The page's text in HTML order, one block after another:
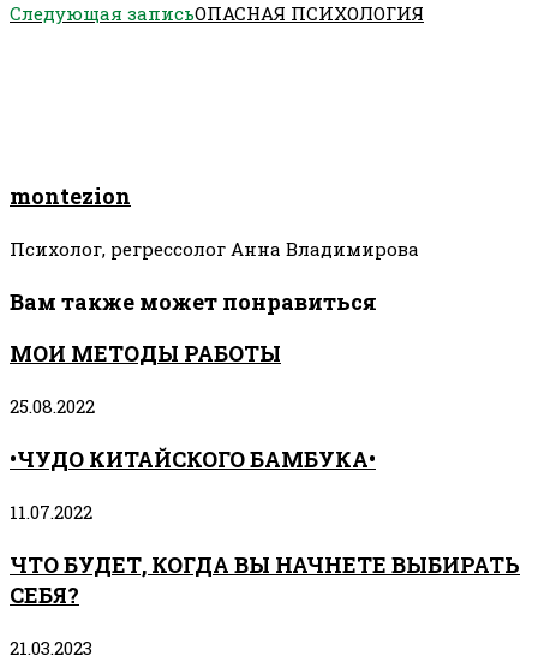
Следующая записьОПАСНАЯ ПСИХОЛОГИЯ
montezion
Психолог, регрессолог Анна Владимирова
Вам также может понравиться
МОИ МЕТОДЫ РАБОТЫ
25.08.2022
•ЧУДО КИТАЙСКОГО БАМБУКА•
11.07.2022
ЧТО БУДЕТ, КОГДА ВЫ НАЧНЕТЕ ВЫБИРАТЬ
СЕБЯ?
21.03.2023